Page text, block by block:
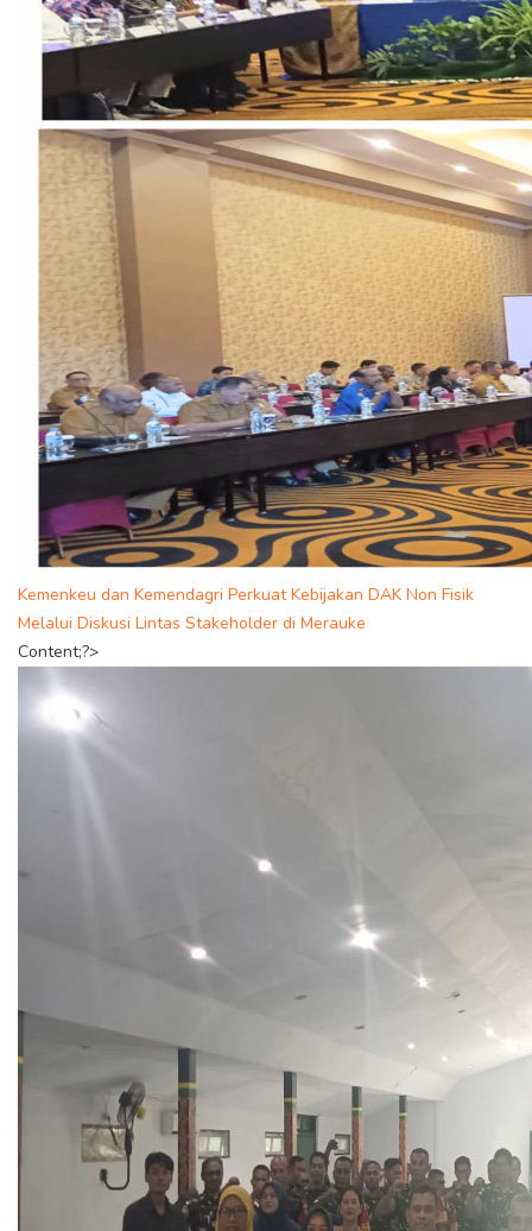
Kemenkeu dan Kemendagri Perkuat Kebijakan DAK Non Fisik
Melalui Diskusi Lintas Stakeholder di Merauke
Content;?>